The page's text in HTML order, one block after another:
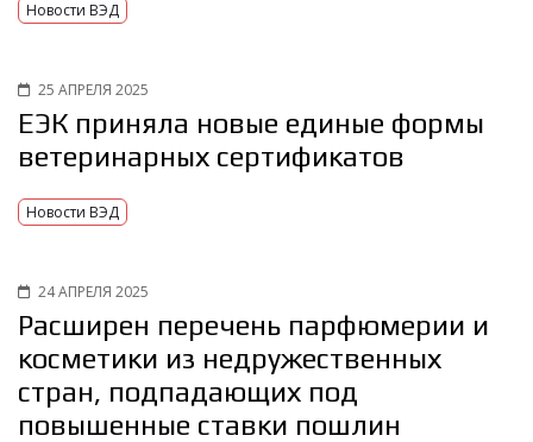
Новости ВЭД
25 АПРЕЛЯ 2025
ЕЭК приняла новые единые формы
ветеринарных сертификатов
Новости ВЭД
24 АПРЕЛЯ 2025
Расширен перечень парфюмерии и
косметики из недружественных
стран, подпадающих под
повышенные ставки пошлин